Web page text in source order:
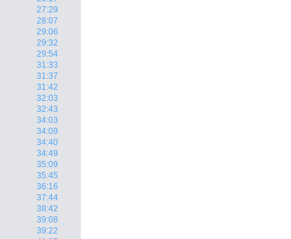
27:29
28:07
29:06
29:32
29:54
31:33
31:37
31:42
32:03
32:43
34:03
34:09
34:40
34:49
35:09
35:45
36:16
37:44
38:42
39:08
39:22